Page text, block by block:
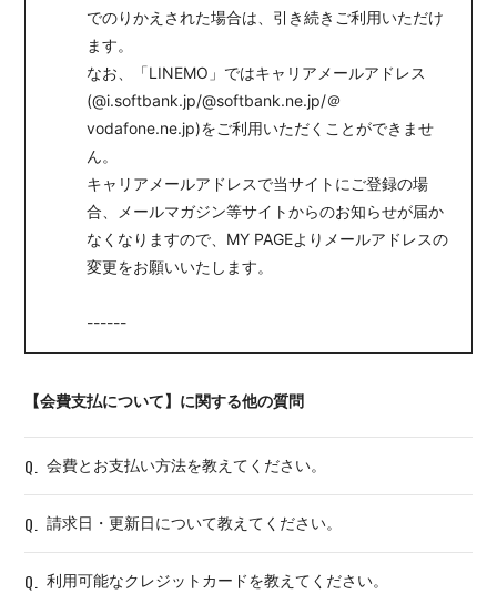
でのりかえされた場合は、引き続きご利用いただけ
ます。
なお、「LINEMO」ではキャリアメールアドレス
(@i.softbank.jp/@softbank.ne.jp/＠
vodafone.ne.jp)をご利用いただくことができませ
ん。
キャリアメールアドレスで当サイトにご登録の場
合、メールマガジン等サイトからのお知らせが届か
なくなりますので、MY PAGEよりメールアドレスの
変更をお願いいたします。
------
【会費支払について】に関する他の質問
Q. 会費とお支払い方法を教えてください。
Q. 請求日・更新日について教えてください。
Q. 利用可能なクレジットカードを教えてください。